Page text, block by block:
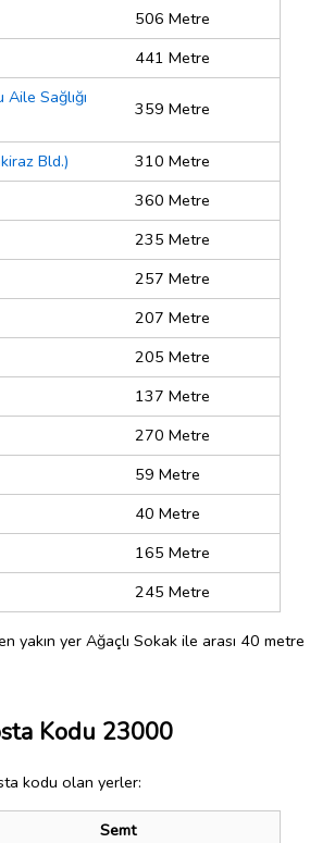
506 Metre
441 Metre
Sağlığı
359 Metre
Bld.)
310 Metre
360 Metre
235 Metre
257 Metre
207 Metre
205 Metre
137 Metre
270 Metre
59 Metre
40 Metre
165 Metre
245 Metre
yakın yer Ağaçlı Sokak ile arası 40 metre
Kodu 23000
kodu olan yerler:
Semt